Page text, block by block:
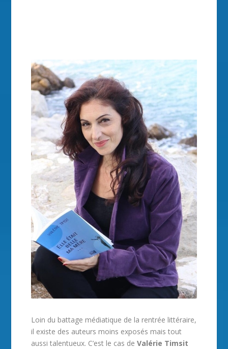
Loin du battage médiatique de la rentrée littéraire,
il existe des auteurs moins exposés mais tout
aussi talentueux. C’est le cas de Valérie Timsit